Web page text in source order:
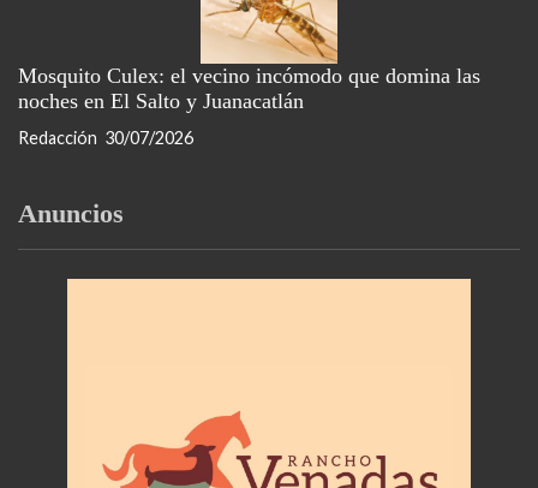
Mosquito Culex: el vecino incómodo que domina las
noches en El Salto y Juanacatlán
Redacción 30/07/2026
Anuncios